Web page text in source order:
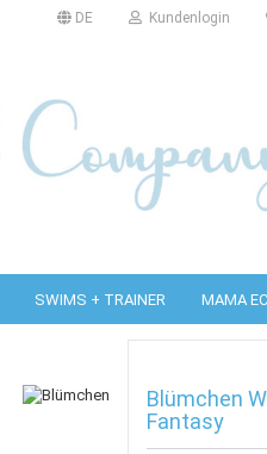
DE Kundenlogin
SWIMS + TRAINER MAMA
Blümchen
Fantasy